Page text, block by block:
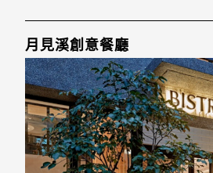
月見溪創意餐廳